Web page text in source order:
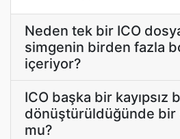
Neden tek bir ICO
simgenin birden fazla
içeriyor?
ICO başka bir kayıpsız
dönüştürüldüğünde bir
mu?